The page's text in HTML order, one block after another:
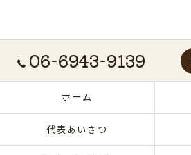
06-6943-9139
ホーム
代表あいさつ